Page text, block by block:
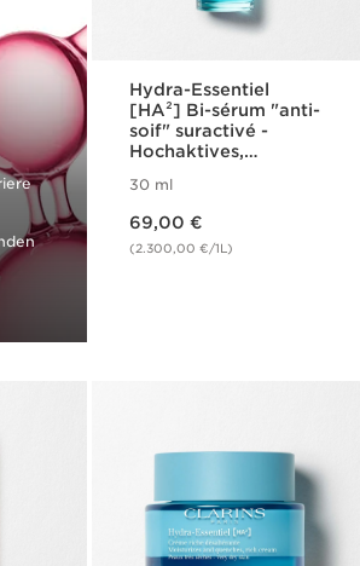
Hydra-Essentiel
[HA²] Bi-sérum "anti-
soif" suractivé -
Hochaktives,
spendendes 2-
Phasen Serum
30 ml
69,00 €
(2.300,00 €/1L)